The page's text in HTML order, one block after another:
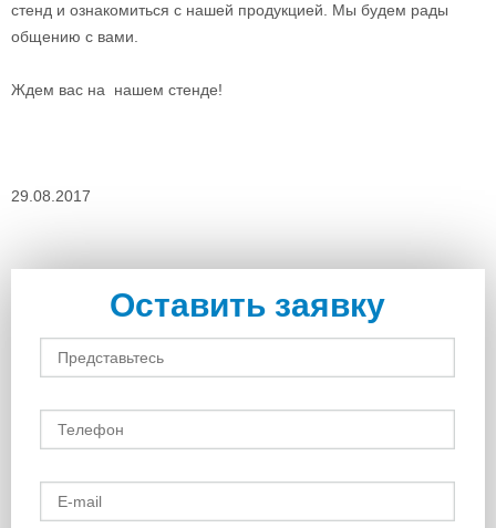
Оставить заявку
стенд и ознакомиться с нашей продукцией. Мы будем рады
общению с вами.
Ждем вас на нашем стенде!
29.08.2017